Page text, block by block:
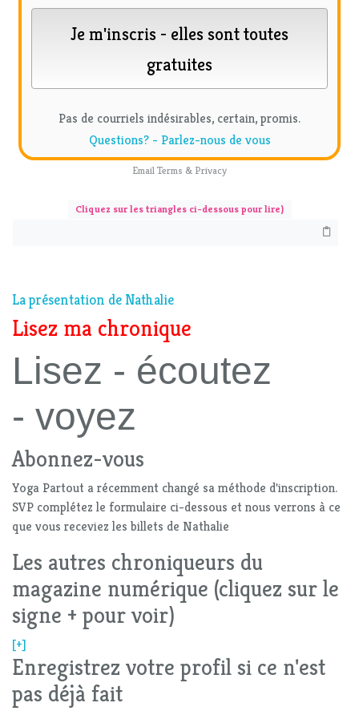
Pas de courriels indésirables, certain, promis.
Questions? - Parlez-nous de vous
EmailTerms & Privacy
Cliquez sur les triangles ci-dessous pour lire)
La présentation de Nathalie
Lisez ma chronique
Lisez - écoutez
- voyez
Abonnez-vous
Yoga Partout a récemment changé sa méthode d'inscription.
SVP complétez le formulaire ci-dessous et nous verrons à ce
que vous receviez les billets de Nathalie
Les autres chroniqueurs du
magazine numérique (cliquez sur le
signe + pour voir)
[+]
Enregistrez votre profil si ce n'est
pas déjà fait